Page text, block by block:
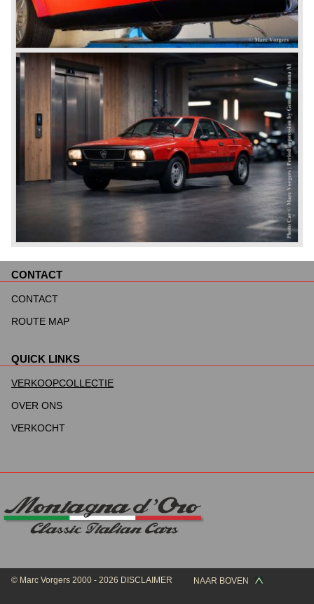
CONTACT
overslaan
CONTACT
ROUTE MAP
QUICK LINKS
overslaan
VERKOOPCOLLECTIE
OVER ONS
VERKOCHT
© Marc Vorgers 2000 - 2026 DISCLAIMER NAAR BOVEN